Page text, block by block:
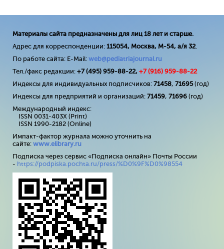
Материалы сайта предназначены для лиц 18 лет и старше.
Адрес для корреспонденции: 115054, Москва, М-54, а/я 32.
По работе сайта: E-Mail: web@pediatriajournal.ru
Тел./факс редакции: +7 (495) 959-88-22, +7 (916) 959-88-22
Индексы для индивидуальных подписчиков: 71458, 71695(год)
Индексы для предприятий и организаций: 71459, 71696 (год)
Международный индекс:
ISSN 0031-403X (Print)
ISSN 1990-2182 (Online)
Импакт-фактор журнала можно уточнить на
сайте: www.elibrary.ru
Подписка через сервис «Подписка онлайн» Почты России
- https://podpiska.pochta.ru/press/%D0%9F%D0%98554